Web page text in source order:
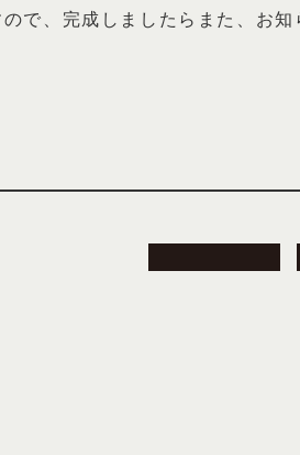
で、完成しましたらまた、お知